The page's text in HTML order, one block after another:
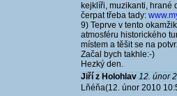
kejklíři, muzikanti, hrané
čerpat třeba tady:
9) Teprve v tento
atmosféru historického
místem a těšit se na
Začal bych takhle:-)
Hezký den.
Jiří z Holohlav 12. únor
Lňéňa(12. únor 2010